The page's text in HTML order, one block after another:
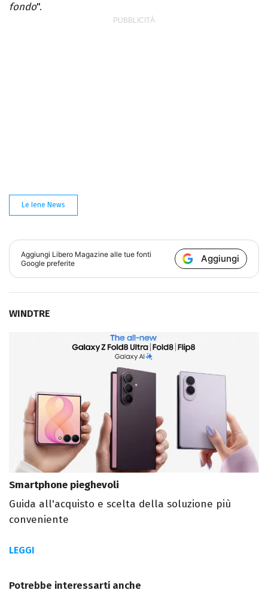
fondo".
Le Iene News
Aggiungi Libero Magazine alle tue fonti
Google preferite
Aggiungi
WINDTRE
Smartphone pieghevoli
Guida all'acquisto e scelta della soluzione più
conveniente
LEGGI
Potrebbe interessarti anche